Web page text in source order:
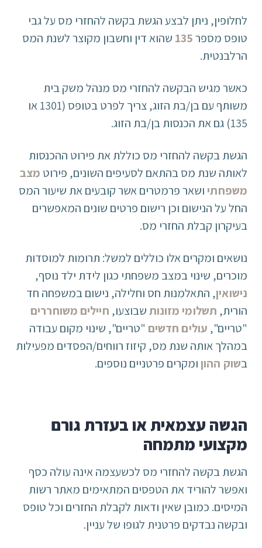
לחלופין, ניתן לבצע הגשת בקשה להחזרי מס על גבי
טופס מספר135 שהוא דין וחשבון מקוצר לשנת המס
הרלבנטית.
כאשר מגיש הבקשה להחזרי מס מנהל משק בית
משותף עם בן/בת הזוג, צריך לפרט בטופס (1301 או
135) גם את הכנסות בן/בת הזוג.
הגשת בקשה להחזרי מס כוללת את פירוט ההכנסות
לאותה שנת מס בהתאם לסעיפים השונים, פירוט מצב
משפחתי ושאר פרמטרים אשר קובעים את שיעור המס
החל על הנישום וכן רישום פרטים שונים המאפשרים
בעיקרון קבלת החזרי מס.
נושאים ומקרים אלו כוללים למשל: תרומות למוסדות
מוכרים, שינוי במצב משפחתי כגון לידת ילד נוסף,
נישואין, התאלמנות חס וחלילה, נישום במשפחה חד
הורית, תשלומי מזונותשבוצעו, חיילים משוחררים
"טריים", עולים חדשים "טריים", שינוי מקום עבודה
במהלך אותה שנת מס, קיזוז רווחים/הפסדים מפעילות
בשוק ההון ומקרים פרטניים נוספים.
הגשה עצמאית או בעזרת גורם
מקצועי מתמחה
הגשת בקשה להחזרי מס לכשעצמה אינה עולה כסף
ואפשר להוריד את הטפסים המתאימים מאתר רשות
המיסים. כמובן שאין ודאות לקבלת החזרים וכל טופס
ובקשה נבדקים פרטנית לגופו של עניין.